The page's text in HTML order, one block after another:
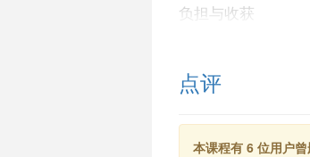
负担与收获
容重在“how”而非
总结
点评
本课程有 6 位用户曾